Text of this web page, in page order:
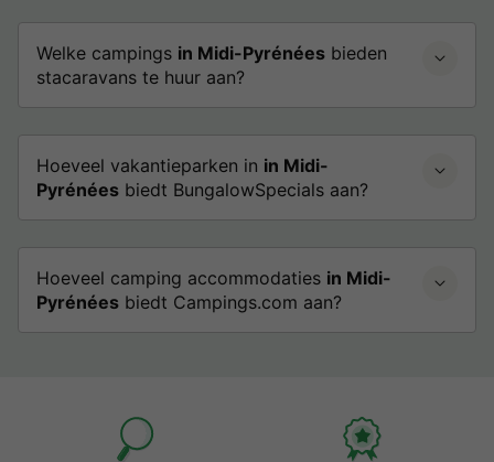
Welke campings in Midi-Pyrénées bieden
stacaravans te huur aan?
Hoeveel vakantieparken in in Midi-
Pyrénées biedt BungalowSpecials aan?
Hoeveel camping accommodaties in Midi-
Pyrénées biedt Campings.com aan?